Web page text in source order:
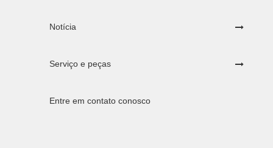
Notícia
Serviço e peças
Entre em contato conosco